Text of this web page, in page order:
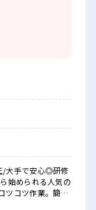
！
/大手で安心◎研修
始められる人気の
ツコツ作業。簡単
す◎100名以上の